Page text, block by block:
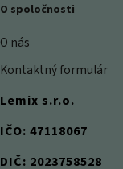
O spoločnosti
O nás
Kontaktný formulár
Lemix s.r.o.
IČO: 47118067
DIČ: 2023758528